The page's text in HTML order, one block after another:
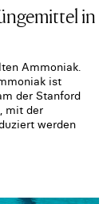
in
Ammoniak.
ist
der Stanford
mit der
werden